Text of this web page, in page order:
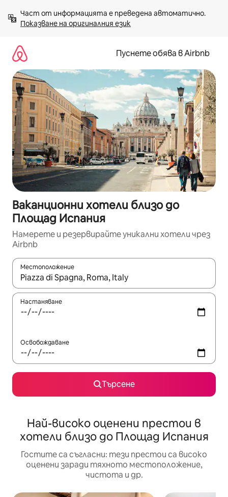
към
съдържанието
Показване на оригиналния език
Пуснете обява в Airbnb
Ваканционни хотели близо до
Площад Испания
Намерете и резервирайте уникални хотели чрез
Airbnb
Местоположение
Когато резултатите се покажат, използвайте
Настаняване
Освобождаване
Търсене
Най-високо оценени престои в
хотели близо до Площад Испания
Гостите са съгласни: тези престои са високо
оценени заради тяхното местоположение,
чистота и др.